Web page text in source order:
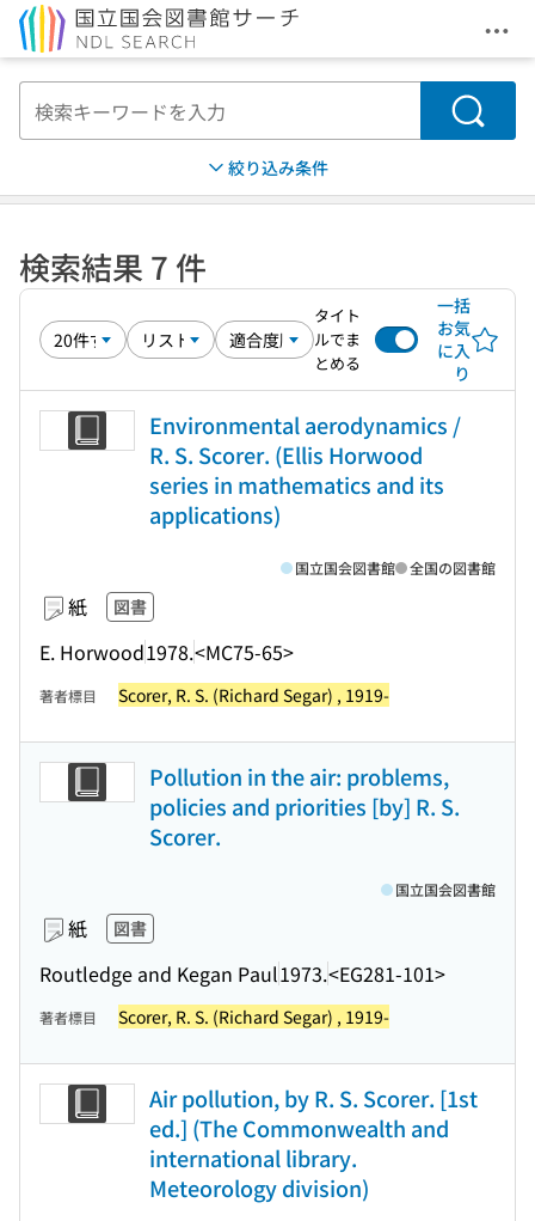
メ
検索
絞り込み条件
検索結果 7 件
タイト
ルでま
とめる
一括
お気
に入
り
Environmental aerodynamics /
R. S. Scorer. (Ellis Horwood
series in mathematics and its
applications)
紙 図書
E. Horwood1978.<MC75-65>
国立国会図書館 全国の図書館
著者標目 Scorer, R. S. (Richard Segar) , 1919-
Pollution in the air: problems,
policies and priorities [by] R. S.
Scorer.
紙 図書
Routledge and Kegan Paul1973.<EG281-101>
国立国会図書館
著者標目 Scorer, R. S. (Richard Segar) , 1919-
Air pollution, by R. S. Scorer. [1st
ed.] (The Commonwealth and
international library.
Meteorology division)